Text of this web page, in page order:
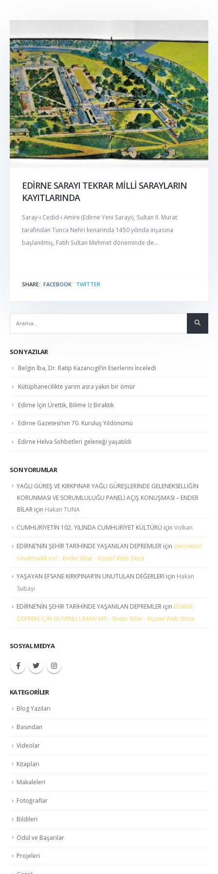
EDİRNE SARAYI TEKRAR MİLLİ SARAYLARIN
KAYITLARINDA
Saray-ı Cedid-i Amire (Edirne Yeni Sarayı), Sultan II. Murat
tarafından Tunca Nehri kenarında 1450 yılında inşasına
başlanılmış, Fatih Sultan Mehmet döneminde de...
SHARE: FACEBOOK TWITTER
SON YAZILAR
Belgin İba, Dr. Ratip Kazancıgil’in Eserlerini İnceledi
Kütüphanecilikte yarım asra yakın bir ömür
Edirne İçin Ürettik, Bilime İz Bıraktık
Edirne Gazetesi’nin 70. Kuruluş Yıldönümü
Edirne Helva Sohbetleri geleneği yaşatıldı
SON YORUMLAR
YAĞLI GÜREŞ VE KIRKPINAR YAĞLI GÜREŞLERİNDE GELENEKSELLİĞİN
KORUNMASI VE SORUMLULUĞU PANELİ AÇIŞ KONUŞMASI – ENDER
BİLAR için Hakan TUNA
CUMHURİYETİN 102. YILINDA CUMHURİYET KÜLTÜRÜ için Volkan
EDİRNE’NİN ŞEHİR TARİHİNDE YAŞANILAN DEPREMLER için Gerçekten
Unutmadık mı? - Ender Bilar - Kişisel Web Sitesi
YAŞAYAN EFSANE KIRKPINAR’IN UNUTULAN DEĞERLERİ için Hakan
Subaşı
EDİRNE’NİN ŞEHİR TARİHİNDE YAŞANILAN DEPREMLER için EDİRNE
DEPREM İÇİN GÜVENLİ LİMAN MI? - Ender Bilar - Kişisel Web Sitesi
SOSYAL MEDYA
KATEGORILER
Blog Yazıları
Basından
Videolar
Kitapları
Makaleleri
Fotoğraflar
Bildileri
Ödül ve Başarılar
Projeleri